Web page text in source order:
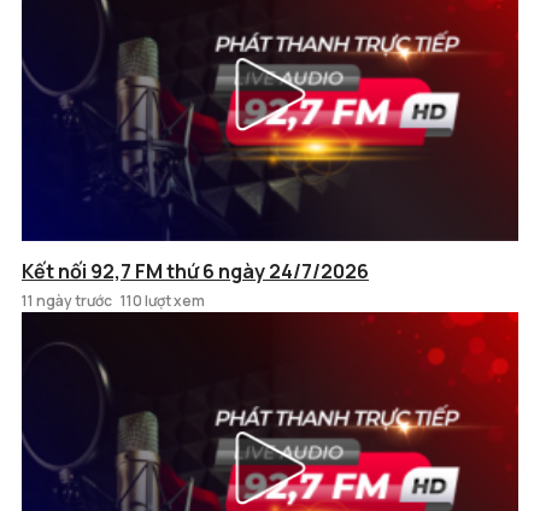
Kết nối 92,7 FM thứ 6 ngày 24/7/2026
11 ngày trước 110 lượt xem